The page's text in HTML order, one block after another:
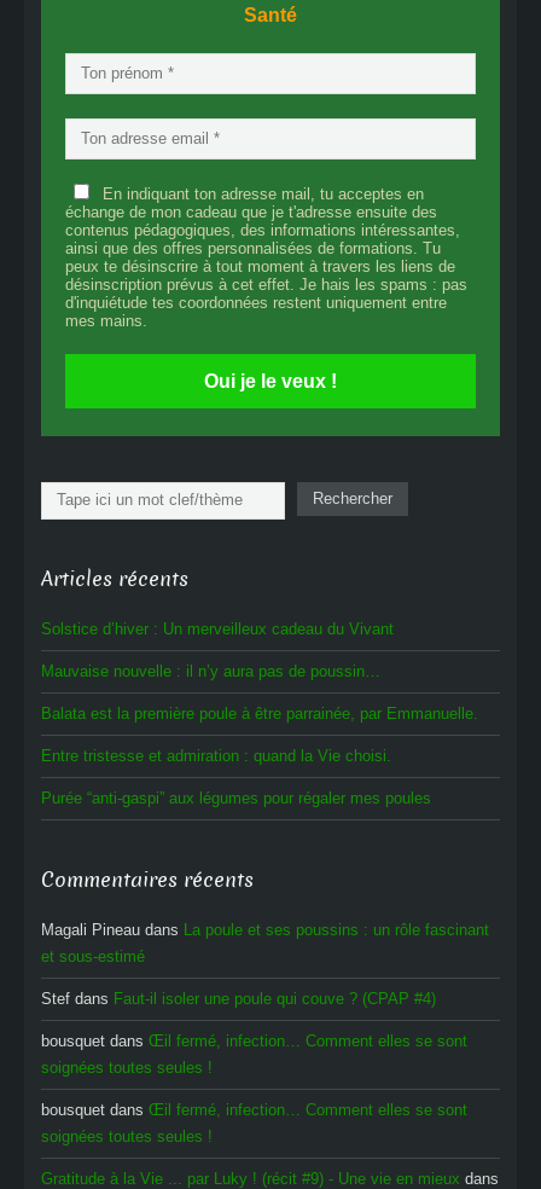
Santé
En indiquant ton adresse mail, tu acceptes en
échange de mon cadeau que je t'adresse ensuite des
contenus pédagogiques, des informations intéressantes,
ainsi que des offres personnalisées de formations. Tu
peux te désinscrire à tout moment à travers les liens de
désinscription prévus à cet effet. Je hais les spams : pas
d'inquiétude tes coordonnées restent uniquement entre
mes mains.
Oui je le veux !
Rechercher Rechercher
Articles récents
Solstice d’hiver : Un merveilleux cadeau du Vivant
Mauvaise nouvelle : il n’y aura pas de poussin…
Balata est la première poule à être parrainée, par Emmanuelle.
Entre tristesse et admiration : quand la Vie choisi.
Purée “anti-gaspi” aux légumes pour régaler mes poules
Commentaires récents
Magali Pineau dans La poule et ses poussins : un rôle fascinant
et sous-estimé
Stef dans Faut-il isoler une poule qui couve ? (CPAP #4)
bousquet dans Œil fermé, infection… Comment elles se sont
soignées toutes seules !
bousquet dans Œil fermé, infection… Comment elles se sont
soignées toutes seules !
Gratitude à la Vie ... par Luky ! (récit #9) - Une vie en mieux dans